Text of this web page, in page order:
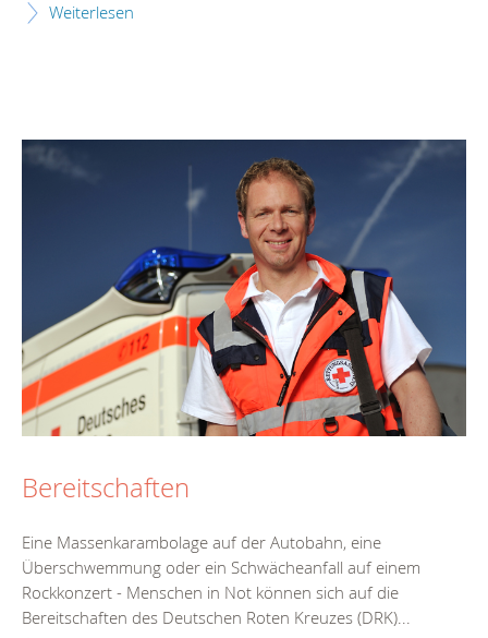
Weiterlesen
Bereitschaften
Eine Massenkarambolage auf der Autobahn, eine
Überschwemmung oder ein Schwächeanfall auf einem
Rockkonzert - Menschen in Not können sich auf die
Bereitschaften des Deutschen Roten Kreuzes (DRK)...